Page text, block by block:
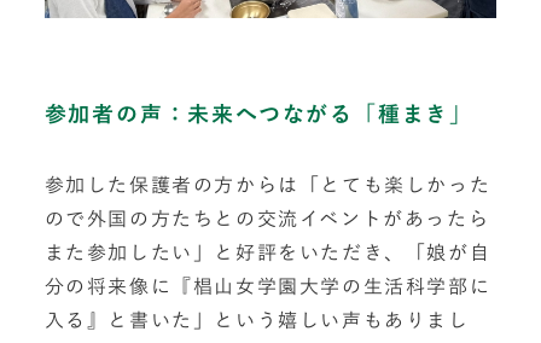
参加者の声：未来へつながる「種まき」
参加した保護者の方からは「とても楽しかった
ので外国の方たちとの交流イベントがあったら
また参加したい」と好評をいただき、「娘が自
分の将来像に『椙山女学園大学の生活科学部に
入る』と書いた」という嬉しい声もありまし